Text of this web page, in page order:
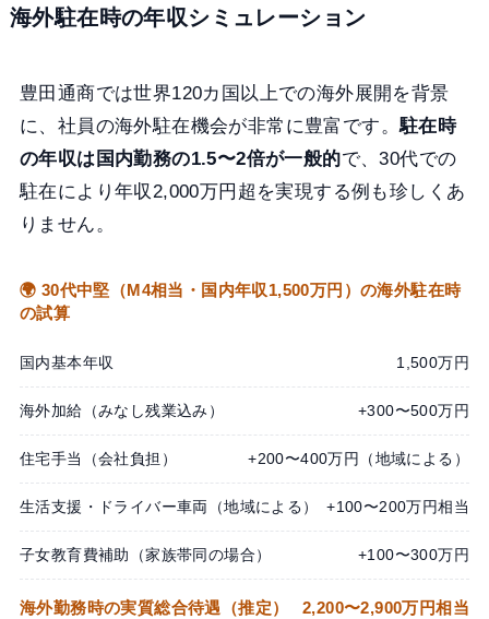
海外駐在時の年収シミュレーション
豊田通商では世界120カ国以上での海外展開を背景
に、社員の海外駐在機会が非常に豊富です。駐在時
の年収は国内勤務の1.5〜2倍が一般的で、30代での
駐在により年収2,000万円超を実現する例も珍しくあ
りません。
🌍 30代中堅（M4相当・国内年収1,500万円）の海外駐在時
の試算
国内基本年収 1,500万円
海外加給（みなし残業込み） +300〜500万円
住宅手当（会社負担） +200〜400万円（地域による）
生活支援・ドライバー車両（地域による） +100〜200万円相当
子女教育費補助（家族帯同の場合） +100〜300万円
海外勤務時の実質総合待遇（推定） 2,200〜2,900万円相当